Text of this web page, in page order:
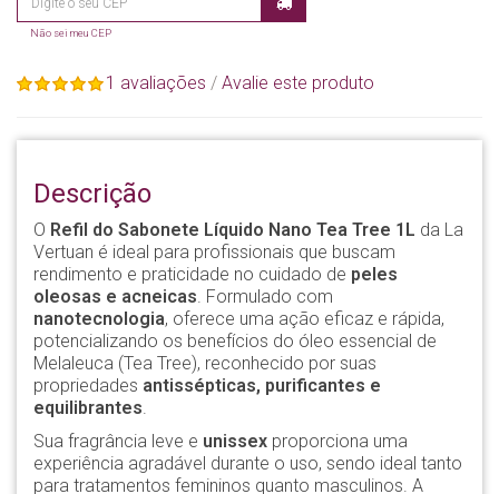
Não sei meu CEP
1 avaliações / Avalie este produto
Descrição
O Refil do Sabonete Líquido Nano Tea Tree 1L da La
Vertuan é ideal para profissionais que buscam
rendimento e praticidade no cuidado de peles
oleosas e acneicas. Formulado com
nanotecnologia, oferece uma ação eficaz e rápida,
potencializando os benefícios do óleo essencial de
Melaleuca (Tea Tree), reconhecido por suas
propriedades antissépticas, purificantes e
equilibrantes.
Sua fragrância leve e unissex proporciona uma
experiência agradável durante o uso, sendo ideal tanto
para tratamentos femininos quanto masculinos. A